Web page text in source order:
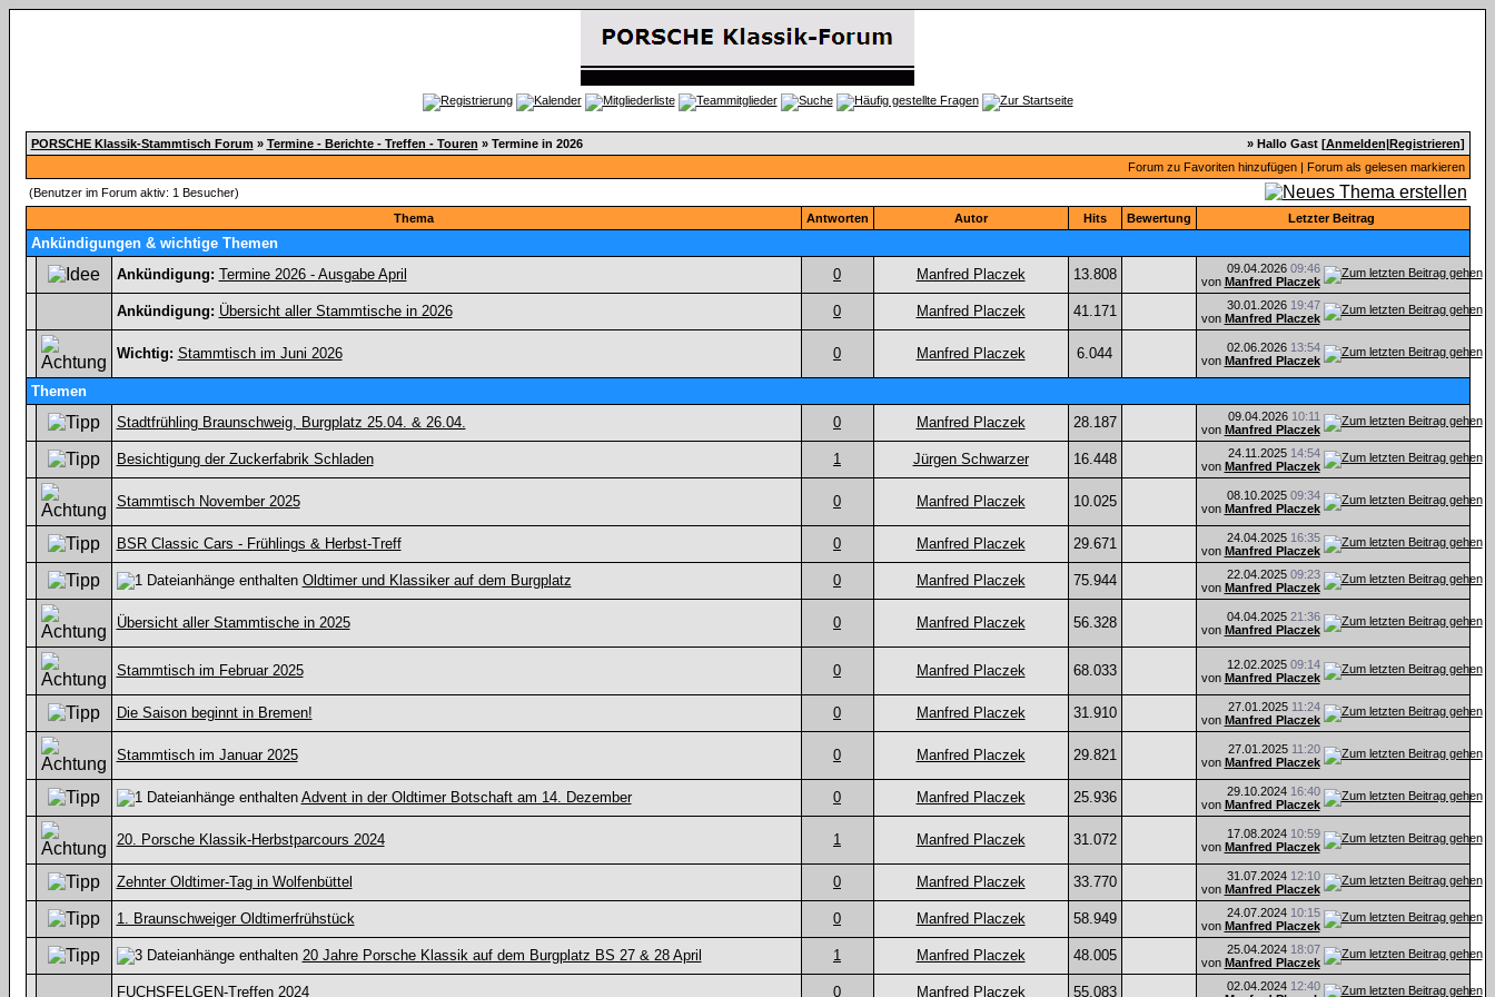
PORSCHE Klassik-Stammtisch Forum » Termine - Berichte - Treffen - Touren » Termine in 2026 » Hallo Gast [Anmelden|Registrieren]
Forum zu Favoriten hinzufügen| Forum als gelesen markieren
(Benutzer im Forum aktiv: 1 Besucher)
Thema
Antworten Autor Hits Bewertung Letzter Beitrag
Ankündigungen & wichtige Themen
Ankündigung: Termine 2026 - Ausgabe April 0 Manfred Placzek 13.808 09.04.2026 09:46
von Manfred Placzek
Ankündigung: Übersicht aller Stammtische in 2026 0 Manfred Placzek 41.171 30.01.2026 19:47
von Manfred Placzek
Wichtig: Stammtisch im Juni 2026 0 Manfred Placzek 6.044 02.06.2026 13:54
von Manfred Placzek
Themen
Stadtfrühling Braunschweig, Burgplatz 25.04. & 26.04.
0 Manfred Placzek 28.187 09.04.2026 10:11
von Manfred Placzek
Besichtigung der Zuckerfabrik Schladen 1 Jürgen Schwarzer 16.448 24.11.2025 14:54
von Manfred Placzek
Stammtisch November 2025 0 Manfred Placzek 10.025 08.10.2025 09:34
von Manfred Placzek
BSR Classic Cars - Frühlings & Herbst-Treff 0 Manfred Placzek 29.671 24.04.2025 16:35
von Manfred Placzek
Oldtimer und Klassiker auf dem Burgplatz 0 Manfred Placzek 75.944 22.04.2025 09:23
von Manfred Placzek
Übersicht aller Stammtische in 2025 0 Manfred Placzek 56.328 04.04.2025 21:36
von Manfred Placzek
Stammtisch im Februar 2025 0 Manfred Placzek 68.033 12.02.2025 09:14
von Manfred Placzek
Die Saison beginnt in Bremen! 0 Manfred Placzek 31.910 27.01.2025 11:24
von Manfred Placzek
Stammtisch im Januar 2025 0 Manfred Placzek 29.821 27.01.2025 11:20
von Manfred Placzek
Advent in der Oldtimer Botschaft am 14. Dezember 0 Manfred Placzek 25.936 29.10.2024 16:40
von Manfred Placzek
20. Porsche Klassik-Herbstparcours 2024 1 Manfred Placzek 31.072 17.08.2024 10:59
von Manfred Placzek
Zehnter Oldtimer-Tag in Wolfenbüttel 0 Manfred Placzek 33.770 31.07.2024 12:10
von Manfred Placzek
1. Braunschweiger Oldtimerfrühstück 0 Manfred Placzek 58.949 24.07.2024 10:15
von Manfred Placzek
20 Jahre Porsche Klassik auf dem Burgplatz BS 27 & 28 April 1 Manfred Placzek 48.005 25.04.2024 18:07
von Manfred Placzek
FUCHSFELGEN-Treffen 2024 0 Manfred Placzek 55.083 02.04.2024 12:40